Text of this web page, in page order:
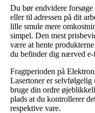
Du bør endvidere
eller til adressen på dit
lille smule mere
simpel. Den mest
være at hente
du befinder dig nærved e-
Fragtperioden på
Lasertoner er selvfølgelig
bruge din ordre
plads at du kontrollerer
respektive vare.